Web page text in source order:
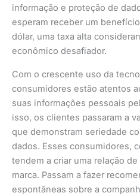
informação e proteção de
esperam receber um
dólar, uma taxa alta
econômico desafiador.
Com o crescente uso da
consumidores estão atentos
suas informações pessoais
isso, os clientes passaram a
que demonstram seriedade
dados. Esses consumidores,
tendem a criar uma relação
marca. Passam a fazer
espontâneas sobre a